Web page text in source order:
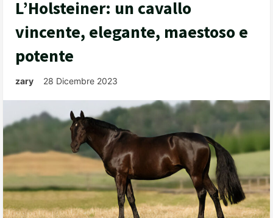
L’Holsteiner: un cavallo
vincente, elegante, maestoso e
potente
zary 28 Dicembre 2023